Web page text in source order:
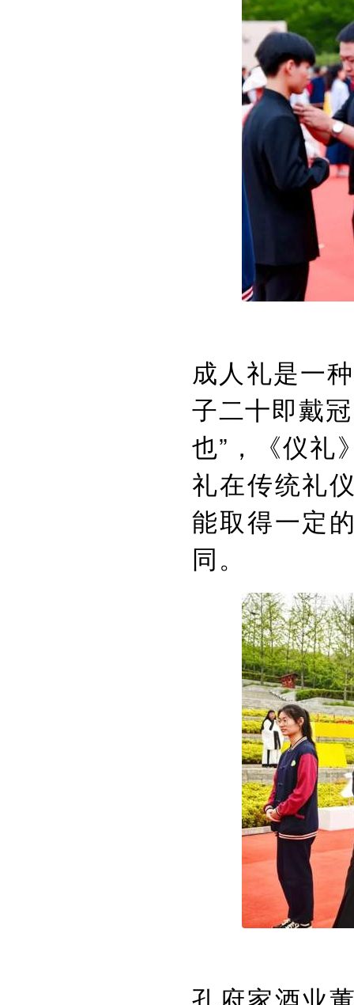
成人礼是一
子二十即戴
也”，《仪礼
礼在传统礼
能取得一定
同。